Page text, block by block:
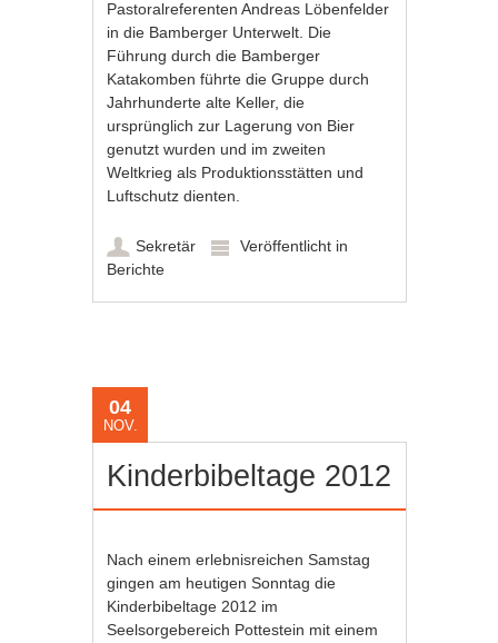
Pastoralreferenten Andreas Löbenfelder
in die Bamberger Unterwelt. Die
Führung durch die Bamberger
Katakomben führte die Gruppe durch
Jahrhunderte alte Keller, die
ursprünglich zur Lagerung von Bier
genutzt wurden und im zweiten
Weltkrieg als Produktionsstätten und
Luftschutz dienten.
Sekretär
Veröffentlicht in
Berichte
04
NOV.
Kinderbibeltage 2012
Nach einem erlebnisreichen Samstag
gingen am heutigen Sonntag die
Kinderbibeltage 2012 im
Seelsorgebereich Pottestein mit einem